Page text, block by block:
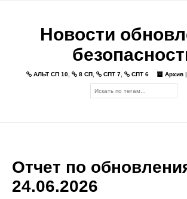
Новости
АЛЬТ СП 10 8 СП СПТ 7 СПТ 6 Архив |
Отчет по
24.06.2026